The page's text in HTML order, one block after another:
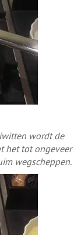
wordt de
het tot ongeveer
wegscheppen.